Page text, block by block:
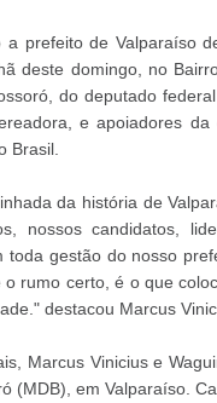
prefeito de Valparaíso
deste domingo, no
do deputado
e apoiadores da
Brasil.
da história de
nossos candidatos,
gestão do nosso
rumo certo, é o que
destacou Marcus
Marcus Vinicius e
(MDB), em Valparaíso.